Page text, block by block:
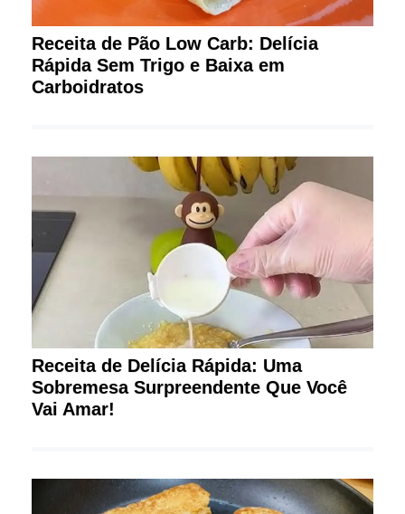
Receita de Pão Low Carb: Delícia
Rápida Sem Trigo e Baixa em
Carboidratos
Receita de Delícia Rápida: Uma
Sobremesa Surpreendente Que Você
Vai Amar!